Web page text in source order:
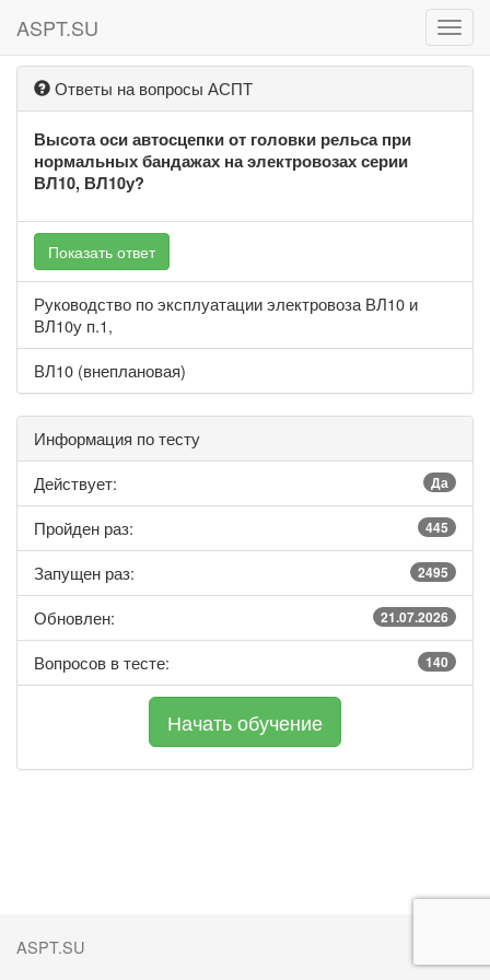
ASPT.SU
Ответы на вопросы АСПТ
Высота оси автосцепки от головки рельса при
нормальных бандажах на электровозах серии
ВЛ10, ВЛ10у?
Показать ответ
Руководство по эксплуатации электровоза ВЛ10 и
ВЛ10у п.1,
ВЛ10 (внеплановая)
Информация по тесту
Действует:
Да
Пройден раз: 445
Запущен раз: 2495
Обновлен: 21.07.2026
Вопросов в тесте: 140
ASPT.SU